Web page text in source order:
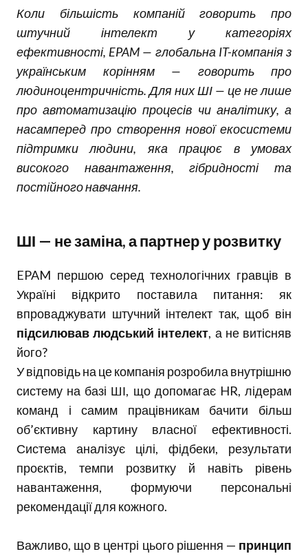
Коли більшість компаній говорить про
штучний інтелект у категоріях
ефективності, EPAM — глобальна IT-компанія з
українським корінням — говорить про
людиноцентричність. Для них ШІ — це не лише
про автоматизацію процесів чи аналітику, а
насамперед про створення нової екосистеми
підтримки людини, яка працює в умовах
високого навантаження, гібридності та
постійного навчання.
ШІ — не заміна, а партнер у розвитку
EPAM першою серед технологічних гравців в
Україні відкрито поставила питання: як
впроваджувати штучний інтелект так, щоб він
підсилював людський інтелект, а не витісняв
його?
У відповідь на це компанія розробила внутрішню
систему на базі ШІ, що допомагає HR, лідерам
команд і самим працівникам бачити більш
об’єктивну картину власної ефективності.
Система аналізує цілі, фідбеки, результати
проєктів, темпи розвитку й навіть рівень
навантаження, формуючи персональні
рекомендації для кожного.
Важливо, що в центрі цього рішення — принцип